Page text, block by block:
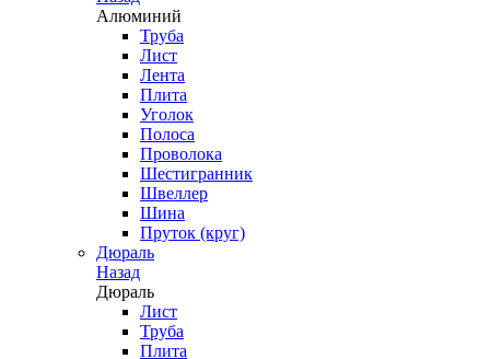
Алюминий
Труба
Лист
Лента
Плита
Уголок
Полоса
Проволока
Шестигранник
Швеллер
Шина
Пруток (круг)
Дюраль
Назад
Дюраль
Лист
Труба
Плита